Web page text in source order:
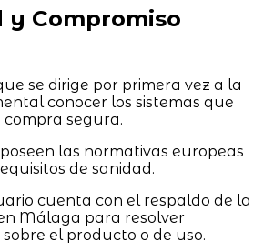
y Compromiso
se dirige por primera vez a la
conocer los sistemas que
segura.
las normativas europeas
de sanidad.
cuenta con el respaldo de la
Málaga para resolver
el producto o de uso.